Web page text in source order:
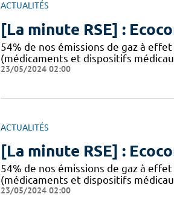
ACTUALITÉS
[La minute RSE] :
54% de nos émissions de gaz à
(médicaments et dispositifs
23/05/2024 02:00
ACTUALITÉS
[La minute RSE] :
54% de nos émissions de gaz à
(médicaments et dispositifs
23/05/2024 02:00